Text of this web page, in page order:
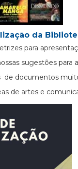
da
para
sugestões para
de documentos
de artes e